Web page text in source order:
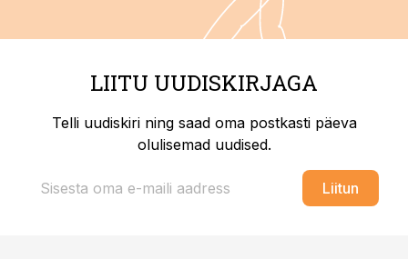
LIITU UUDISKIRJAGA
Telli uudiskiri ning saad oma postkasti päeva
olulisemad uudised.
Liitun